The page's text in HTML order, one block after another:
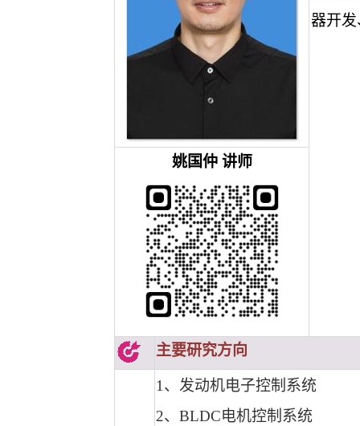
器开
姚国仲 讲师
主要研究方向
1 、发动机电子控制系统
2、 BLDC电机控制系统